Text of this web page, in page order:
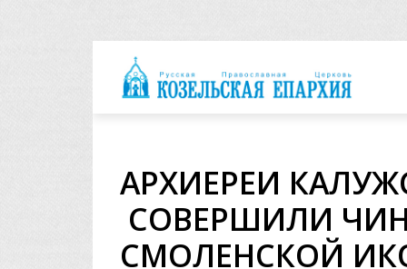
АРХИЕРЕИ
СОВЕРШИЛИ
СМОЛЕНСКОЙ